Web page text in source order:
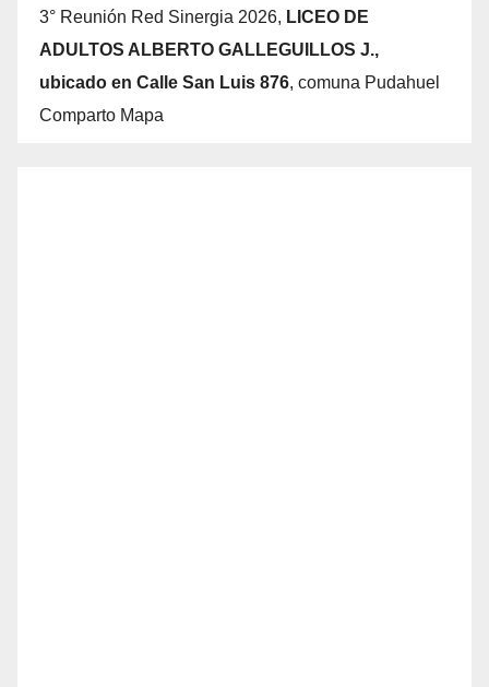
3° Reunión Red Sinergia 2026, LICEO DE
ADULTOS ALBERTO GALLEGUILLOS J.,
ubicado en Calle San Luis 876, comuna Pudahuel
Comparto Mapa